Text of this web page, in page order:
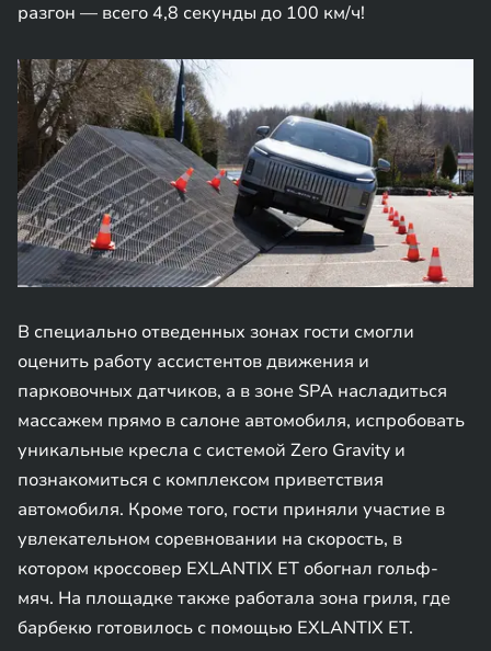
разгон — всего 4,8 секунды до 100 км/ч!
В специально отведенных зонах гости смогли
оценить работу ассистентов движения и
парковочных датчиков, а в зоне SPA насладиться
массажем прямо в салоне автомобиля, испробовать
уникальные кресла с системой Zero Gravity и
познакомиться с комплексом приветствия
автомобиля. Кроме того, гости приняли участие в
увлекательном соревновании на скорость, в
котором кроссовер EXLANTIX ET обогнал гольф-
мяч. На площадке также работала зона гриля, где
барбекю готовилось с помощью EXLANTIX ET.